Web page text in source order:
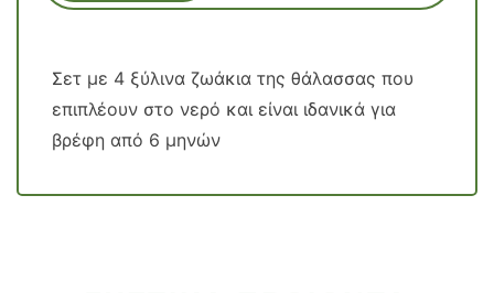
Σετ με 4 ξύλινα ζωάκια της θάλασσας που
επιπλέουν στο νερό και είναι ιδανικά για
βρέφη από 6 μηνών